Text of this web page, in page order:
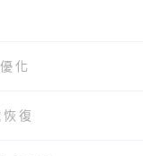
化
復